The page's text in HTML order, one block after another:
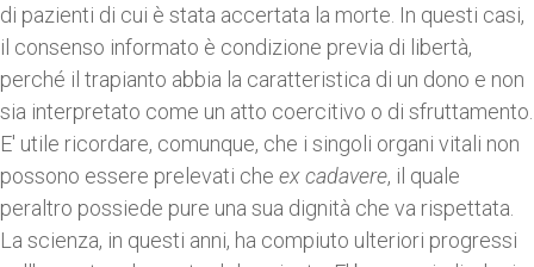
di pazienti di cui è stata accertata la morte. In questi casi,
il consenso informato è condizione previa di libertà,
perché il trapianto abbia la caratteristica di un dono e non
sia interpretato come un atto coercitivo o di sfruttamento.
E' utile ricordare, comunque, che i singoli organi vitali non
possono essere prelevati che ex cadavere, il quale
peraltro possiede pure una sua dignità che va rispettata.
La scienza, in questi anni, ha compiuto ulteriori progressi